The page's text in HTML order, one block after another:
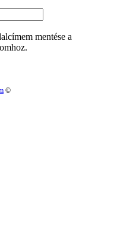
mentése a
©